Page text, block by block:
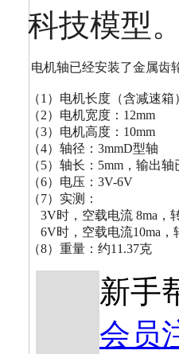
科技模型
电机轴已经安装了金属齿
（1）电机长度（含减速箱
（2）电机宽度：12mm
（3）电机高度：10mm
（4）轴径：3mmD型轴
（5）轴长：5mm，输出
（6）电压：3V-6V
（7）实测：
3V时，空载电流 8ma，
6V时，空载电流10ma，
（8）重量：约11.37克
新手
会员